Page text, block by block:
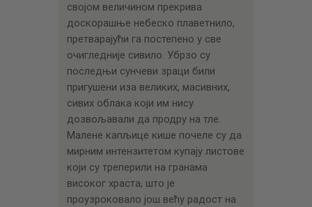
својом величином прекрива
доскорашње небеско плаветнило,
претварајући га постепено у све
очигледније сивило. Убрзо су
последњи сунчеви зраци били
пригушени иза великих, масивних,
сивих облака који им нису
дозвољавали да продру на тле.
Малене капљице кише почеле су да
мирним интензитетом купају листове
који су треперили на гранама
високог храста, што је
проузроковало још већу радост на